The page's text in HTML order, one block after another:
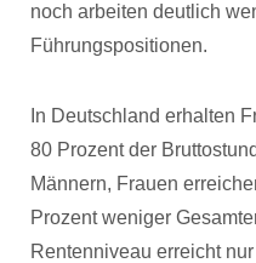
noch arbeiten deutlich
Führungspositionen.
In Deutschland erhalten
80 Prozent der
Männern, Frauen
Prozent weniger
Rentenniveau erreicht